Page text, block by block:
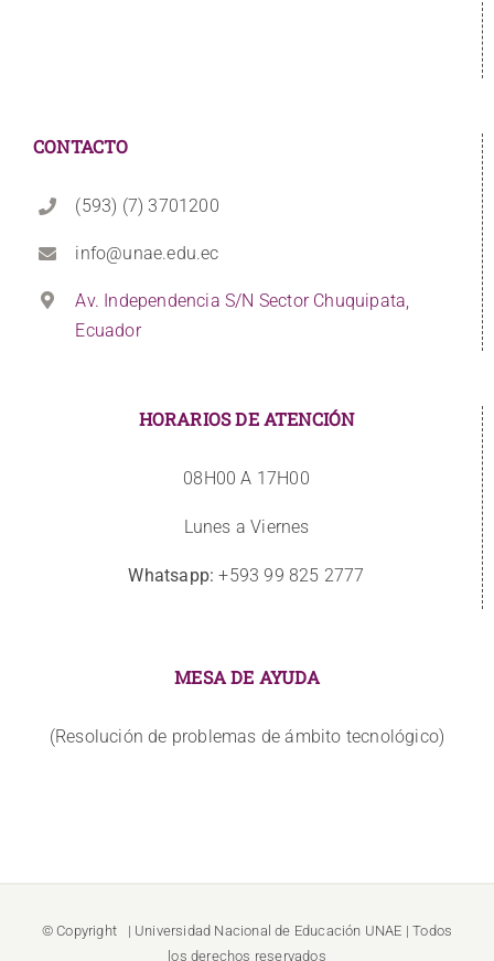
CONTACTO
(593) (7) 3701200
info@unae.edu.ec
Av. Independencia S/N Sector Chuquipata,
Ecuador
HORARIOS DE ATENCIÓN
08H00 A 17H00
Lunes a Viernes
Whatsapp: +593 99 825 2777
MESA DE AYUDA
(Resolución de problemas de ámbito tecnológico)
© Copyright | Universidad Nacional de Educación UNAE | Todos
los derechos reservados